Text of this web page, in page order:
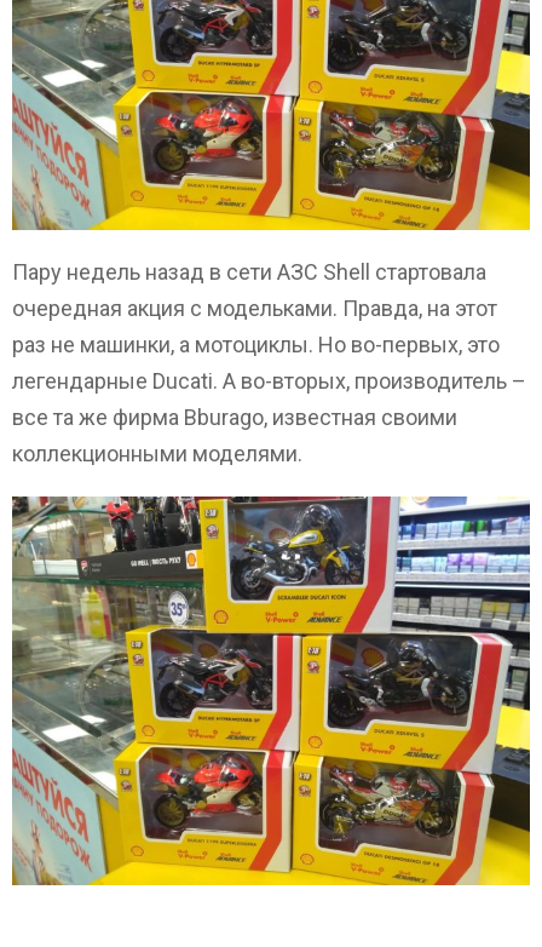
Пару недель назад в сети АЗС Shell стартовала
очередная акция с модельками. Правда, на этот
раз не машинки, а мотоциклы. Но во-первых, это
легендарные Ducati. А во-вторых, производитель –
все та же фирма Bburago, известная своими
коллекционными моделями.